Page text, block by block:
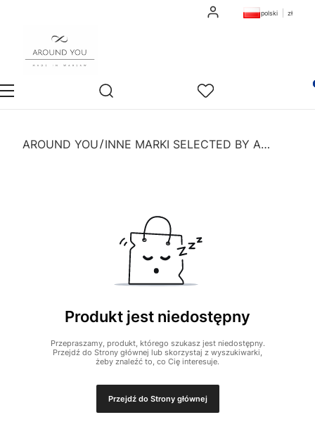
Zaloguj siępolski zł
Sklep Otwórz wyszukiwarkę
Szukaj Ulubione
AROUND YOU INNE MARKI SELECTED BY AROUND YOU
Produkt jest niedostępny
Przepraszamy, produkt, którego szukasz jest niedostępny.
Przejdź do Strony głównej lub skorzystaj z wyszukiwarki,
żeby znaleźć to, co Cię interesuje.
Przejdź do Strony głównej